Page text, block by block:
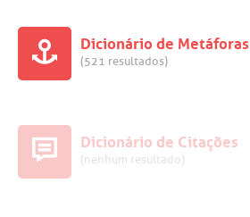
Dicionário de Metáforas
(521 resultados)
Dicionário de Citações
(nenhum resultado)